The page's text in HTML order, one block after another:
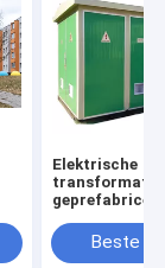
Elektrische
transformator
type vanBeste